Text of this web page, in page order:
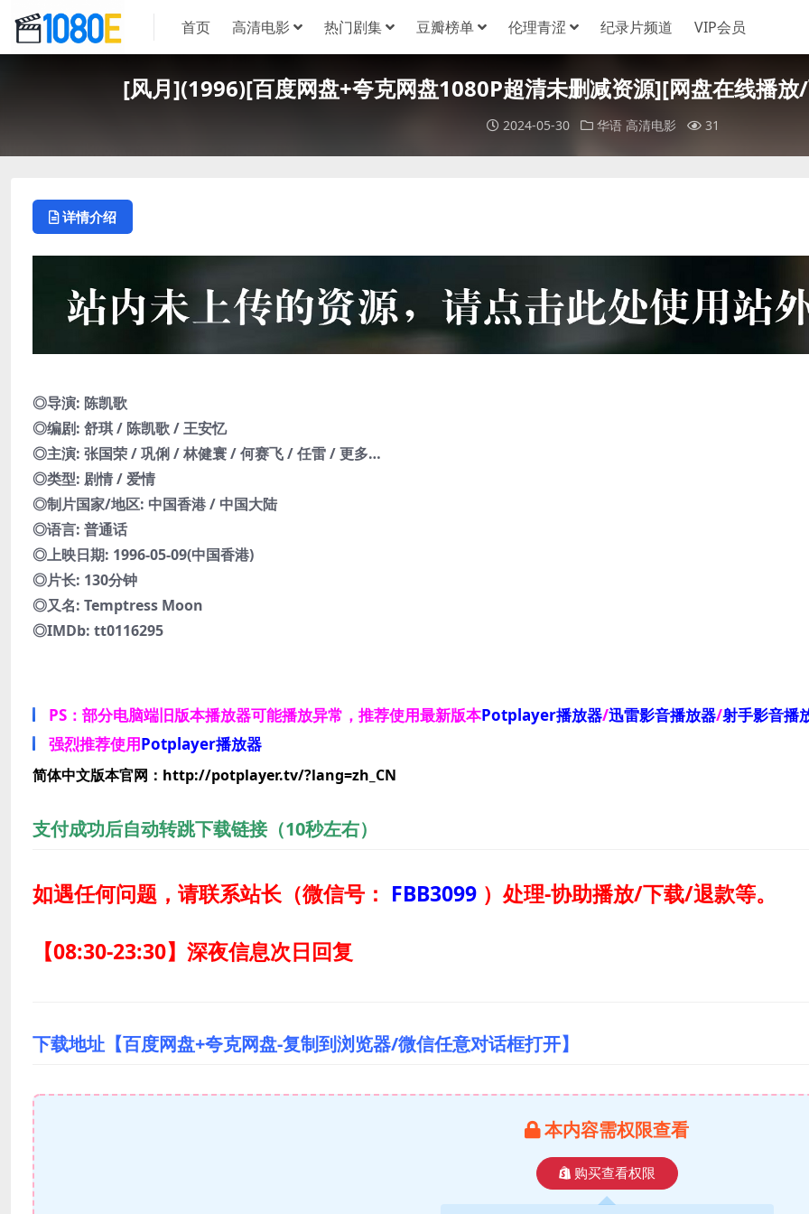
首页 高清电影 热门剧集 豆瓣榜单 伦理青涩 纪录片频道 VIP会员
[风月](1996)[百度网盘+夸克网盘1080P超清未删减资源][网盘在线播
2024-05-30 华语 高清电影 31
详情介绍
◎导演: 陈凯歌
◎编剧: 舒琪 / 陈凯歌 / 王安忆
◎主演: 张国荣 / 巩俐 / 林健寰 / 何赛飞 / 任雷 / 更多…
◎类型: 剧情 / 爱情
◎制片国家/地区: 中国香港 / 中国大陆
◎语言: 普通话
◎上映日期: 1996-05-09(中国香港)
◎片长: 130分钟
◎又名: Temptress Moon
◎IMDb: tt0116295
PS：部分电脑端旧版本播放器可能播放异常，推荐使用最新版本Potplayer播放器/迅雷影音播放器/射手影音播
强烈推荐使用Potplayer播放器
简体中文版本官网：http://potplayer.tv/?lang=zh_CN
支付成功后自动转跳下载链接（10秒左右）
如遇任何问题，请联系站长（微信号： FBB3099 ） 处理-协助播放/下载/退款等。
【08:30-23:30】深夜信息次日回复
下载地址【百度网盘+夸克网盘-复制到浏览器/微信任意对话框打开】
本内容需权限查看
购买查看权限